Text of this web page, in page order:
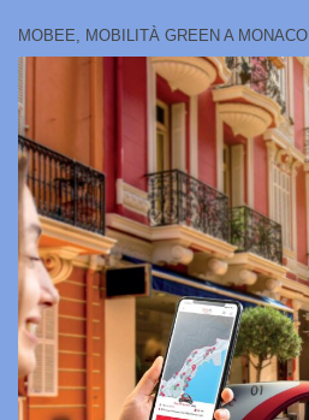
MOBEE, MOBILITÀ GREEN A MONACO